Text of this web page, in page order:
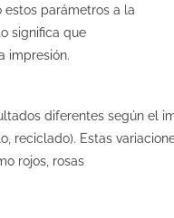
estos parámetros a la
significa que
impresión.
diferentes según el
reciclado). Estas
rojos, rosas